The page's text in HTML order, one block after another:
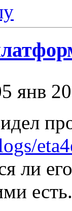
янв
ли
есть.